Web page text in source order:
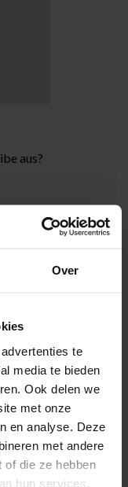
Over
te
media te bieden
Ook delen we
met onze
en analyse. Deze
met andere
of die ze hebben
hun services.
aus?